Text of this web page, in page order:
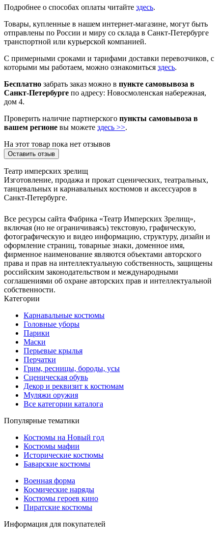
Подробнее о способах оплаты читайте здесь.
Товары, купленные в нашем интернет-магазине, могут быть
отправлены по России и миру со склада в Санкт-Петербурге
транспортной или курьерской компанией.
С примерными сроками и тарифами доставки перевозчиков, с
которыми мы работаем, можно ознакомиться здесь.
Бесплатно забрать заказ можно в пункте самовывоза в
Санкт-Петербурге по адресу: Новосмоленская набережная,
дом 4.
Проверить наличие партнерского пункты самовывоза в
вашем регионе вы можете здесь >>.
На этот товар пока нет отзывов
Оставить отзыв
Театр имперских зрелищ
Изготовление, продажа и прокат сценических, театральных,
танцевальных и карнавальных костюмов и аксессуаров в
Санкт-Петербурге.
Все ресурсы сайта Фабрика «Театр Имперских Зрелищ»,
включая (но не ограничиваясь) текстовую, графическую,
фотографическую и видео информацию, структуру, дизайн и
оформление страниц, товарные знаки, доменное имя,
фирменное наименование являются объектами авторского
права и прав на интеллектуальную собственность, защищены
российским законодательством и международными
соглашениями об охране авторских прав и интеллектуальной
собственности.
Категории
Карнавальные костюмы
Головные уборы
Парики
Маски
Перьевые крылья
Перчатки
Грим, ресницы, бороды, усы
Сценическая обувь
Декор и реквизит к костюмам
Муляжи оружия
Все категории каталога
Популярные тематики
Костюмы на Новый год
Костюмы мафии
Исторические костюмы
Баварские костюмы
Военная форма
Космические наряды
Костюмы героев кино
Пиратские костюмы
Информация для покупателей